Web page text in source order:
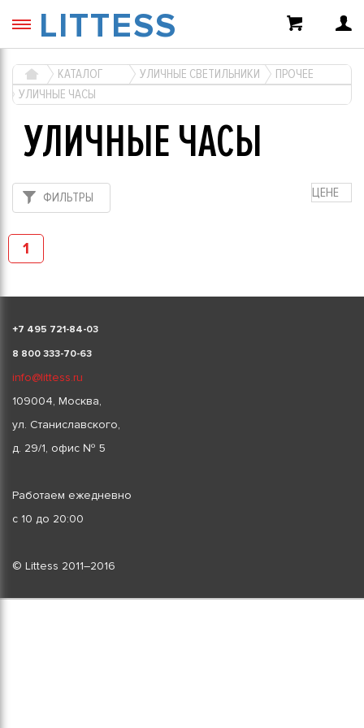
LITTESS
КАТАЛОГ УЛИЧНЫЕ СВЕТИЛЬНИКИ
ПРОЧЕЕ
УЛИЧНЫЕ ЧАСЫ
УЛИЧНЫЕ ЧАСЫ
ЦЕНЕ
ФИЛЬТРЫ
1
+7 495 721-84-03
8 800 333-70-63
info@littess.ru
109004, Москва,
ул. Станиславского,
д. 29/1, офис № 5
Работаем ежедневно
с 10 до 20:00
© Littess 2011–2016